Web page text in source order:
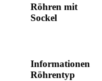
Röhren mit
Sockel
Informationen
Röhrentyp